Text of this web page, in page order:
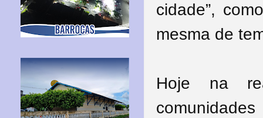
cidade”,
mesma de
Hoje na